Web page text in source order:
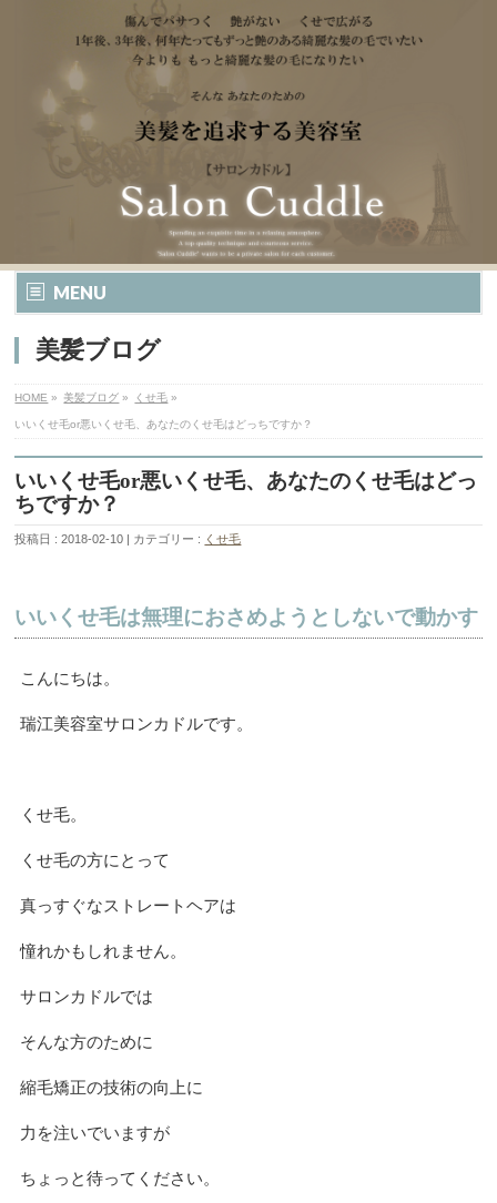
MENU
美髪ブログ
HOME » 美髪ブログ » くせ毛 »
いいくせ毛or悪いくせ毛、あなたのくせ毛はどっちですか？
いいくせ毛or悪いくせ毛、あなたのくせ毛はどっ
ちですか？
投稿日 : 2018-02-10 カテゴリー : くせ毛
いいくせ毛は無理におさめようとしないで動かす
こんにちは。
瑞江美容室サロンカドルです。
くせ毛。
くせ毛の方にとって
真っすぐなストレートヘアは
憧れかもしれません。
サロンカドルでは
そんな方のために
縮毛矯正の技術の向上に
力を注いでいますが
ちょっと待ってください。